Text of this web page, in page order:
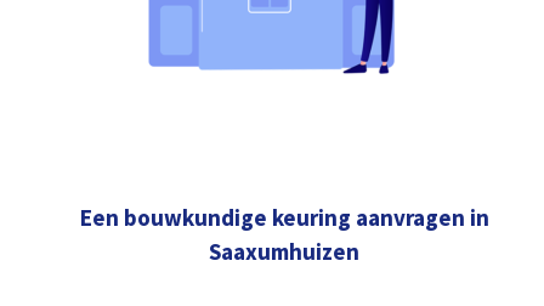
Een bouwkundige keuring aanvragen in
Saaxumhuizen